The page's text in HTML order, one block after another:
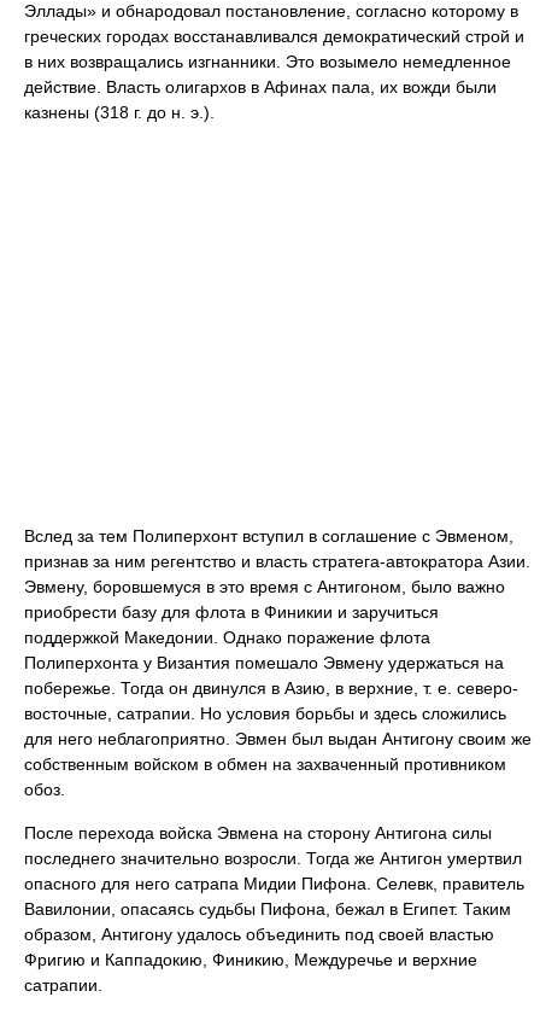
Эллады» и обнародовал постановление, согласно которому в
греческих городах восстанавливался демократический строй и
в них возвращались изгнанники. Это возымело немедленное
действие. Власть олигархов в Афинах пала, их вожди были
казнены (318 г. до н. э.).
Вслед за тем Полиперхонт вступил в соглашение с Эвменом,
признав за ним регентство и власть стратега-автократора Азии.
Эвмену, боровшемуся в это время с Антигоном, было важно
приобрести базу для флота в Финикии и заручиться
поддержкой Македонии. Однако поражение флота
Полиперхонта у Византия помешало Эвмену удержаться на
побережье. Тогда он двинулся в Азию, в верхние, т. е. северо-
восточные, сатрапии. Но условия борьбы и здесь сложились
для него неблагоприятно. Эвмен был выдан Антигону своим же
собственным войском в обмен на захваченный противником
обоз.
После перехода войска Эвмена на сторону Антигона силы
последнего значительно возросли. Тогда же Антигон умертвил
опасного для него сатрапа Мидии Пифона. Селевк, правитель
Вавилонии, опасаясь судьбы Пифона, бежал в Египет. Таким
образом, Антигону удалось объединить под своей властью
Фригию и Каппадокию, Финикию, Междуречье и верхние
сатрапии.